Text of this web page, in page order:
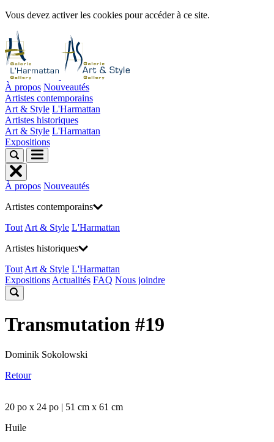
Vous devez activer les cookies pour accéder à ce site.
À propos Nouveautés
Artistes contemporains
Art & Style L'Harmattan
Artistes historiques
Art & Style L'Harmattan
Expositions
À propos Nouveautés
Artistes contemporains
Tout Art & Style L'Harmattan
Artistes historiques
Tout Art & Style L'Harmattan
Expositions Actualités FAQ Nous joindre
Transmutation #19
Dominik Sokolowski
Retour
20 po x 24 po | 51 cm x 61 cm
Huile